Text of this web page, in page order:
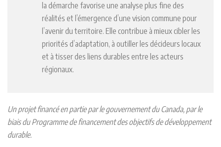
la démarche favorise une analyse plus fine des
réalités et l’émergence d’une vision commune pour
l’avenir du territoire. Elle contribue à mieux cibler les
priorités d’adaptation, à outiller les décideurs locaux
et à tisser des liens durables entre les acteurs
régionaux.
Un projet financé en partie par le gouvernement du Canada, par le
biais du Programme de financement des objectifs de développement
durable.